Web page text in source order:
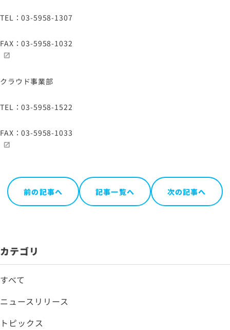
TEL：03-5958-1307
FAX：03-5958-1032
クラウド事業部
TEL：03-5958-1522
FAX：03-5958-1033
前の記事へ 記事一覧へ 次の記事へ
カテゴリ
すべて
ニュースリリース
トピックス